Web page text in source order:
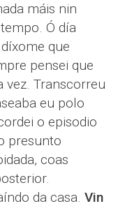
máis nin
Ó día
que
pensei que
Transcorreu
eu polo
o episodio
presunto
coas
da casa. Vin